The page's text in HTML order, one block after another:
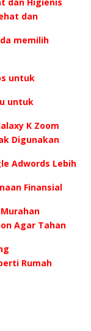
dan
memilih
untuk
untuk
K Zoom
Digunakan
Adwords Lebih
Finansial
Agar Tahan
Rumah